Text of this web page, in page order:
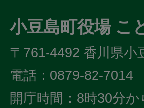
小豆島町役場 こ
〒761-4492 香川県小
電話：0879-82-
開庁時間：8時30分